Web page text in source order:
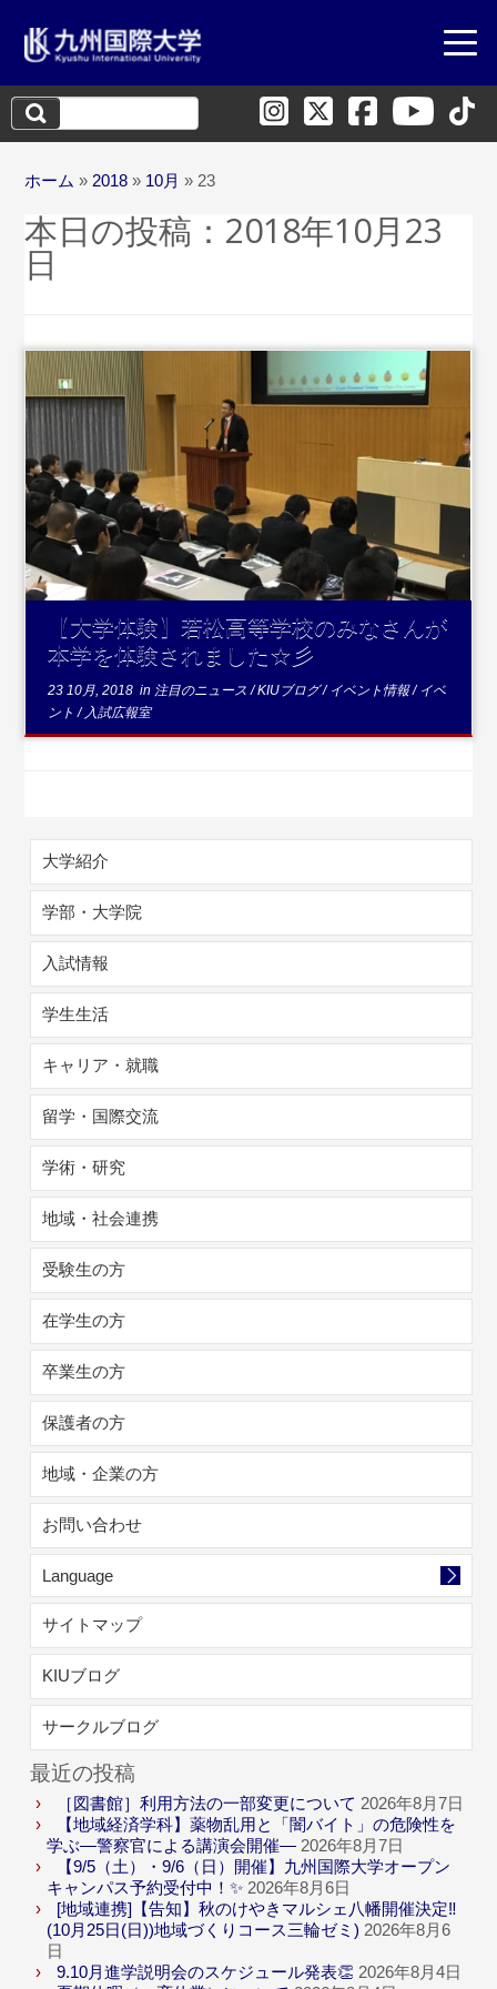
検
索:
ホーム » 2018 » 10月 » 23
本日の投稿： 2018年10月23
日
...続きを読む
【大学体験】若松高等学校のみなさんが
本学を体験されました☆彡
23 10月, 2018 in 注目のニュース/KIUブログ/ イベント情報/ イベ
ント/ 入試広報室
大学紹介
学部・大学院
入試情報
学生生活
キャリア・就職
留学・国際交流
学術・研究
地域・社会連携
受験生の方
在学生の方
卒業生の方
保護者の方
地域・企業の方
お問い合わせ
Language
サイトマップ
KIUブログ
サークルブログ
最近の投稿
［図書館］利用方法の一部変更について 2026年8月7日
【地域経済学科】薬物乱用と「闇バイト」の危険性を
学ぶ―警察官による講演会開催― 2026年8月7日
【9/5（土）・9/6（日）開催】九州国際大学オープン
キャンパス予約受付中！✨ 2026年8月6日
[地域連携]【告知】秋のけやきマルシェ八幡開催決定‼
(10月25日(日))地域づくりコース三輪ゼミ) 2026年8月6
日
9.10月進学説明会のスケジュール発表👏 2026年8月4日